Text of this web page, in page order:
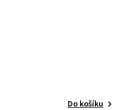
Do košíku